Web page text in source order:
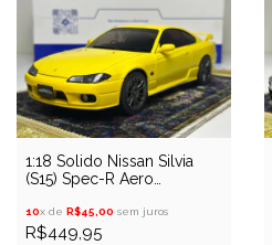
1:18 Solido Nissan Silvia
(S15) Spec-R Aero
10x de R$45,00 sem juros
R$449,95